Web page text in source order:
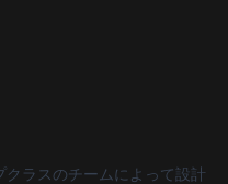
ラスのチームによって設計